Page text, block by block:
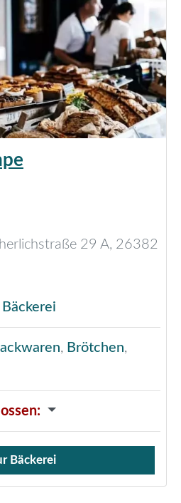
29 A, 26382
Bäckerei
, Brötchen,
:
Bäckerei